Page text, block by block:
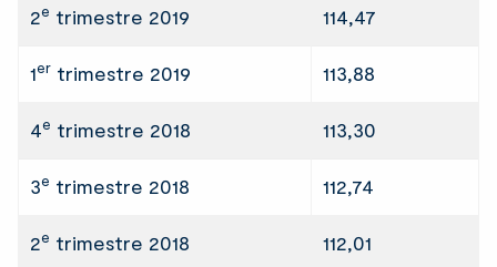
2e trimestre 2019 114,47
1er trimestre 2019 113,88
4e trimestre 2018 113,30
3e trimestre 2018 112,74
2e trimestre 2018 112,01